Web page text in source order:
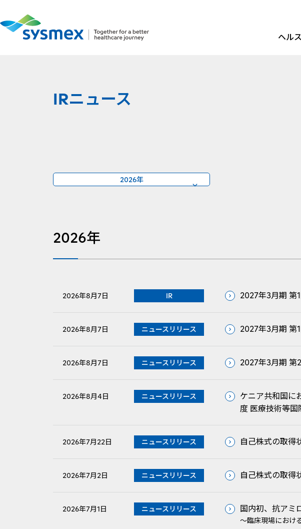
ヘル
IRニュース
2026年
2026年8月7日 IR 2027年3月期 第
2026年8月7日 ニュースリリース 2027年3月期 第
PDFファイルが新規ウィンドウで開きます
2026年8月7日 ニュースリリース 2027年3月期 第
PDFファイルが新規ウィンドウで開きます
2026年8月4日 ニュースリリース
ケニア共和国に
度 医療技術等
2026年7月22日 ニュースリリース 自己株式の取得
PDFファイルが新規ウィンドウで開きます
2026年7月2日 ニュースリリース 自己株式の取得
PDFファイルが新規ウィンドウで開きます
2026年7月1日 ニュースリリース 国内初、抗アミ
～臨床現場におけ